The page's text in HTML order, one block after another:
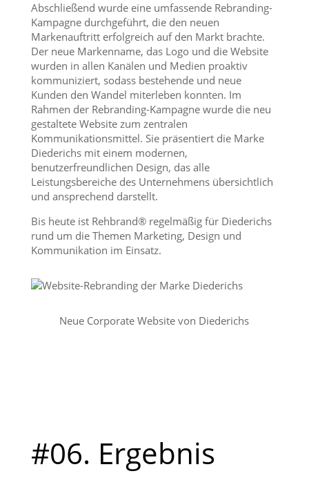
Abschließend wurde eine umfassende Rebranding-
Kampagne durchgeführt, die den neuen
Markenauftritt erfolgreich auf den Markt brachte.
Der neue Markenname, das Logo und die Website
wurden in allen Kanälen und Medien proaktiv
kommuniziert, sodass bestehende und neue
Kunden den Wandel miterleben konnten. Im
Rahmen der Rebranding-Kampagne wurde die neu
gestaltete Website zum zentralen
Kommunikationsmittel. Sie präsentiert die Marke
Diederichs mit einem modernen,
benutzerfreundlichen Design, das alle
Leistungsbereiche des Unternehmens übersichtlich
und ansprechend darstellt.
Bis heute ist Rehbrand® regelmäßig für Diederichs
rund um die Themen Marketing, Design und
Kommunikation im Einsatz.
Neue Corporate Website von Diederichs
#06. Ergebnis